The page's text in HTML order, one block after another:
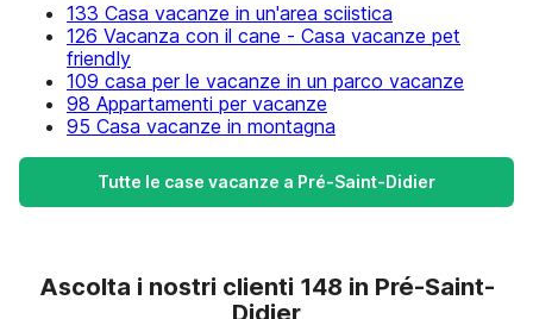
133 Casa vacanze in un'area sciistica
126 Vacanza con il cane - Casa vacanze pet
friendly
109 casa per le vacanze in un parco vacanze
98 Appartamenti per vacanze
95 Casa vacanze in montagna
Tutte le case vacanze a Pré-Saint-Didier
Ascolta i nostri clienti 148 in Pré-Saint-
Didier